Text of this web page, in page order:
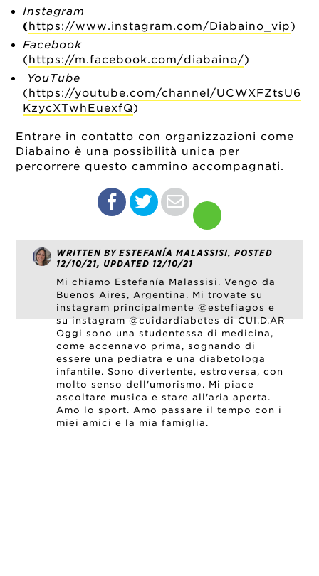
Instagram
(https://www.instagram.com/Diabaino_vip)
Facebook
( https://m.facebook.com/diabaino/)
YouTube
( https://youtube.com/channel/UCWXFZtsU6
KzycXTwhEuexfQ)
Entrare in contatto con organizzazioni come
Diabaino è una possibilità unica per
percorrere questo cammino accompagnati.
WRITTEN BY ESTEFANÍA MALASSISI, POSTED
12/10/21, UPDATED 12/10/21
Mi chiamo Estefanía Malassisi. Vengo da
Buenos Aires, Argentina. Mi trovate su
instagram principalmente @estefiagos e
su instagram @cuidardiabetes di CUI.D.AR
Oggi sono una studentessa di medicina,
come accennavo prima, sognando di
essere una pediatra e una diabetologa
infantile. Sono divertente, estroversa, con
molto senso dell'umorismo. Mi piace
ascoltare musica e stare all'aria aperta.
Amo lo sport. Amo passare il tempo con i
miei amici e la mia famiglia.